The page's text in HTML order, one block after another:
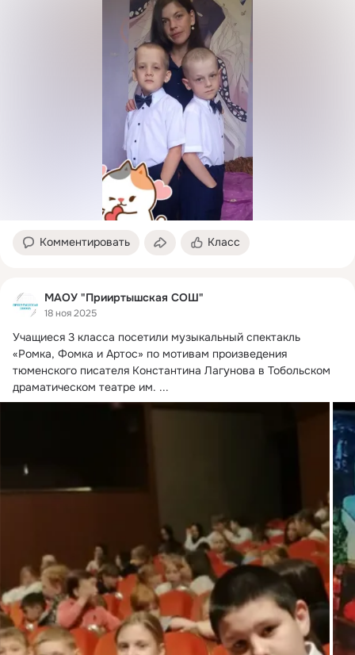
Комментировать Класс
МАОУ "Прииртышская СОШ"
18 ноя 2025
Учащиеся 3 класса посетили музыкальный спектакль
«Ромка, Фомка и Артос» по мотивам произведения
тюменского писателя Константина Лагунова в Тобольском
драматическом театре им. ...